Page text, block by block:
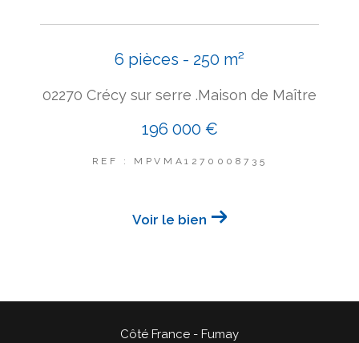
6 pièces - 250 m²
02270 Crécy sur serre .Maison de Maître
196 000 €
REF : MPVMA1270008735
Voir le bien
Côté France - Fumay